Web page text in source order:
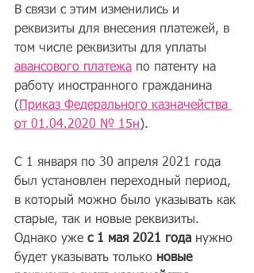
В связи с этим изменились и
реквизиты для внесения платежей, в
том числе реквизиты для уплаты
авансового платежа по патенту на
работу иностранного гражданина
(
Приказ Федерального казначейства
от 01.04.2020 № 15н).
С 1 января по 30 апреля 2021 года
был установлен переходный период,
в который можно было указывать как
старые, так и новые реквизиты.
Однако уже с 1 мая 2021 года нужно
будет указывать только новые